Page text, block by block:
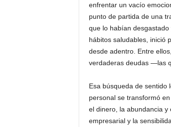
enfrentar un vacío
punto de partida de una
que lo habían
hábitos saludables, inició
desde adentro. Entre
verdaderas deudas —las
Esa búsqueda de sentido
personal se transformó
el dinero, la abundancia y
empresarial y la